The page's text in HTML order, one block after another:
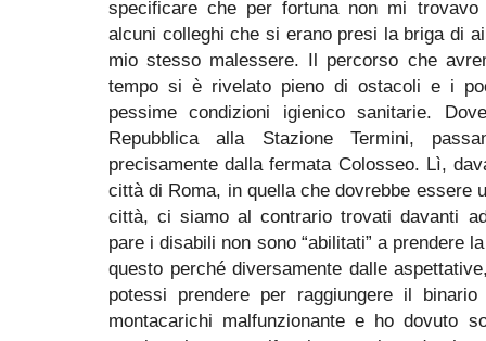
specificare che per fortuna non mi
alcuni colleghi che si erano presi la briga di
mio stesso malessere. Il percorso che
tempo si è rivelato pieno di ostacoli e i
pessime condizioni igienico sanitarie.
Repubblica alla Stazione Termini,
precisamente dalla fermata Colosseo. Lì,
città di Roma, in quella che dovrebbe essere
città, ci siamo al contrario trovati davanti
pare i disabili non sono “abilitati” a prendere
questo perché diversamente dalle
potessi prendere per raggiungere il
montacarichi malfunzionante e ho dovuto